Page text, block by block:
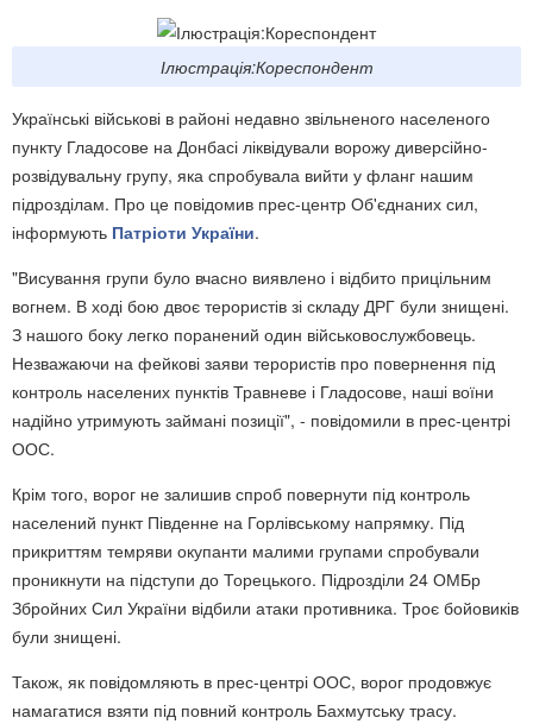
Ілюстрація:Кореспондент
Українські військові в районі недавно звільненого населеного
пункту Гладосове на Донбасі ліквідували ворожу диверсійно-
розвідувальну групу, яка спробувала вийти у фланг нашим
підрозділам. Про це повідомив прес-центр Об'єднаних сил,
інформують Патріоти України.
"Висування групи було вчасно виявлено і відбито прицільним
вогнем. В ході бою двоє терористів зі складу ДРГ були знищені.
З нашого боку легко поранений один військовослужбовець.
Незважаючи на фейкові заяви терористів про повернення під
контроль населених пунктів Травневе і Гладосове, наші воїни
надійно утримують займані позиції", - повідомили в прес-центрі
ООС.
Крім того, ворог не залишив спроб повернути під контроль
населений пункт Південне на Горлівському напрямку. Під
прикриттям темряви окупанти малими групами спробували
проникнути на підступи до Торецького. Підрозділи 24 ОМБр
Збройних Сил України відбили атаки противника. Троє бойовиків
були знищені.
Також, як повідомляють в прес-центрі ООС, ворог продовжує
намагатися взяти під повний контроль Бахмутську трасу.